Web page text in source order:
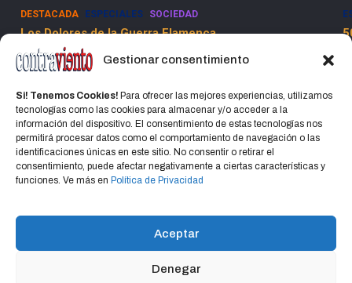
Gestionar consentimiento
Si! Tenemos Cookies! Para ofrecer las mejores experiencias, utilizamos
tecnologías como las cookies para almacenar y/o acceder a la
información del dispositivo. El consentimiento de estas tecnologías nos
permitirá procesar datos como el comportamiento de navegación o las
identificaciones únicas en este sitio. No consentir o retirar el
consentimiento, puede afectar negativamente a ciertas características y
funciones. Ve más en Política de Privacidad
Aceptar
Denegar
DESTACADA ESPECIALES SOCIEDAD
Los Dolores de la Guerra Flamenca
13 marzo, 2025 Jorge Martinez Jorge
Home Política de privacidad
CONTACTO
CONTRAVIENTO